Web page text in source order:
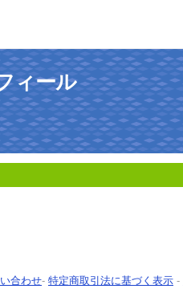
ィール
合わせ- 特定商取引法に基づく表示 -